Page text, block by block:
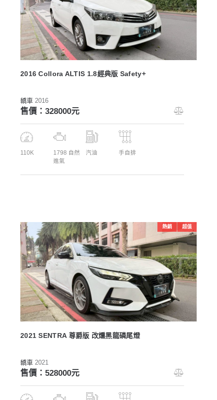
2016 Collora ALTIS 1.8經典版 Safety+
轎車 2016
售價：328000元
110K
1798 自然
進氣
汽油 手自排
熱銷 超值
2021 SENTRA 尊爵版 改燻黑龍磷尾燈
轎車 2021
售價：528000元